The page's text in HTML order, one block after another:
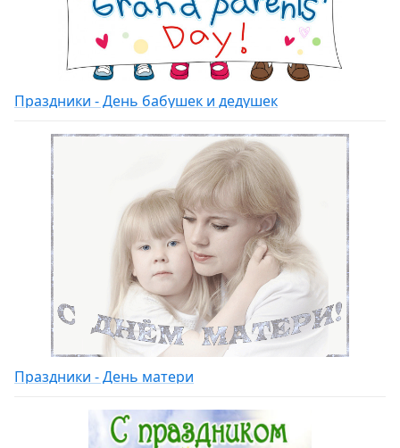
Праздники - День бабушек и дедушек
Праздники - День матери